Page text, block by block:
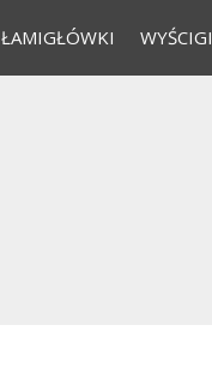
ŁAMIGŁÓWKI WYŚCIGI